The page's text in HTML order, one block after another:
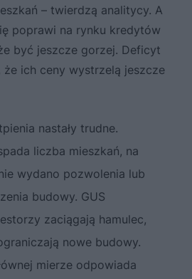
– twierdzą analitycy. A
poprawi na rynku kredytów
być jeszcze gorzej. Deficyt
że ich ceny wystrzelą jeszcze
nastały trudne.
liczba mieszkań, na
wydano pozwolenia lub
budowy. GUS
zaciągają hamulec,
nowe budowy.
mierze odpowiada